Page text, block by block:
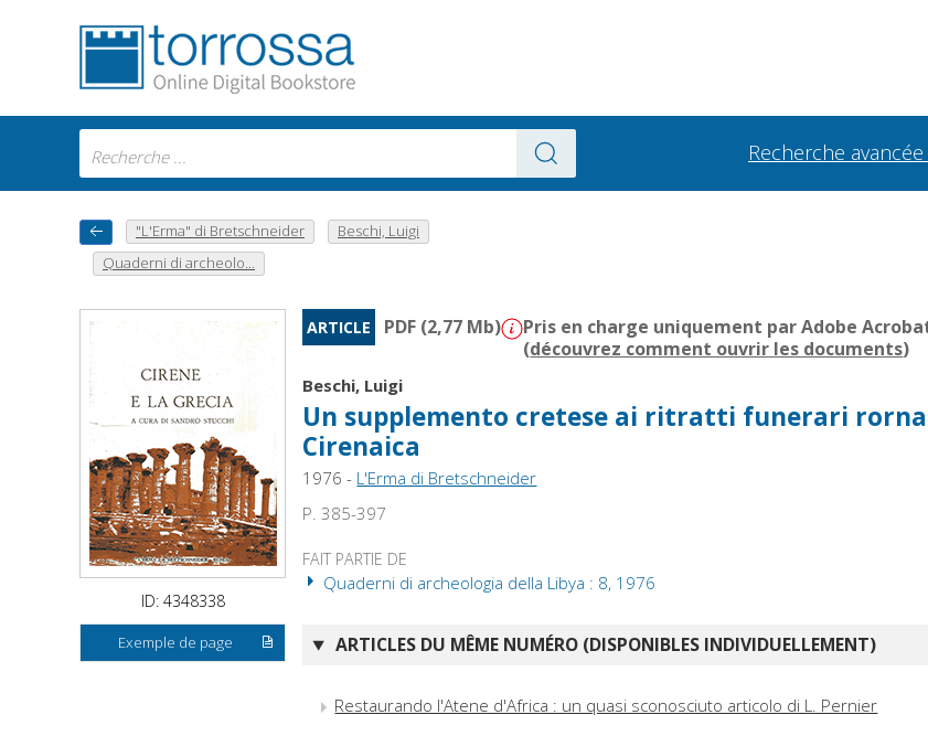
Recherche avancée
"L'Erma" di Bretschneider
Beschi, Luigi
Quaderni di archeolo...
ID: 4348338
Exemple de page
ARTICLE PDF (2,77 Mb)
Pris en charge uniquement par Adobe
(découvrez comment ouvrir les documents)
Beschi, Luigi
Un supplemento cretese ai ritratti funerari
Cirenaica
1976 - L'Erma di Bretschneider
P. 385-397
FAIT PARTIE DE
Quaderni di archeologia della Libya : 8, 1976
ARTICLES DU MÊME NUMÉRO (DISPONIBLES INDIVIDUELLEMENT)
Restaurando l'Atene d'Africa : un quasi sconosciuto articolo di L. Pernier